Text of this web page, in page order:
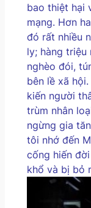
bao thiệt hại
mạng. Hơn
đó rất nhiều
ly; hàng
nghèo đói,
bên lề xã
kiến người
trùm nhân
ngừng gia
tôi nhớ đến
cống hiến
khổ và bị bỏ